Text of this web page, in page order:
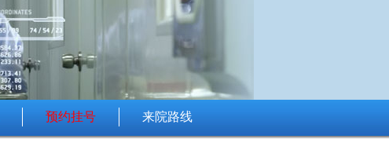
预约挂号 来院路线